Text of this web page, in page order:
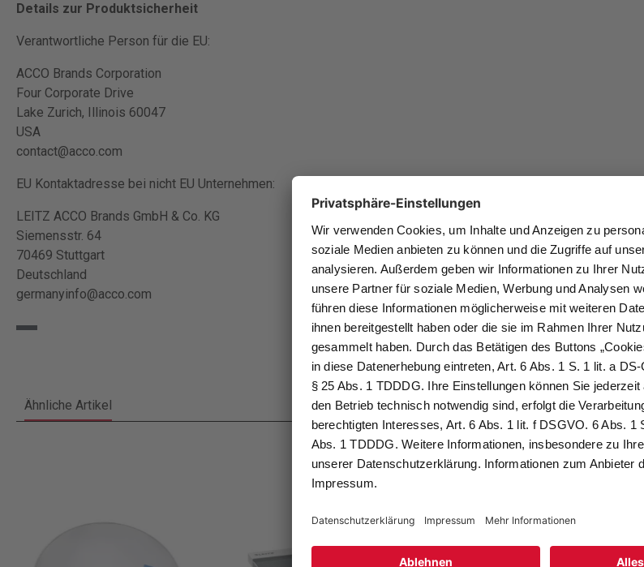
Details zur Produktsicherheit
Verantwortliche Person für die EU:
ACCO Brands Corporation
Four Corporate Drive
Lake Zurich, Illinois 60047
USA
contact@acco.com
EU Kontaktadresse bei nicht EU Unternehmen:
LEITZ ACCO Brands GmbH & Co. KG
Siemensstr. 64
70469 Stuttgart
Deutschland
germanyinfo@acco.com
Ähnliche Artikel